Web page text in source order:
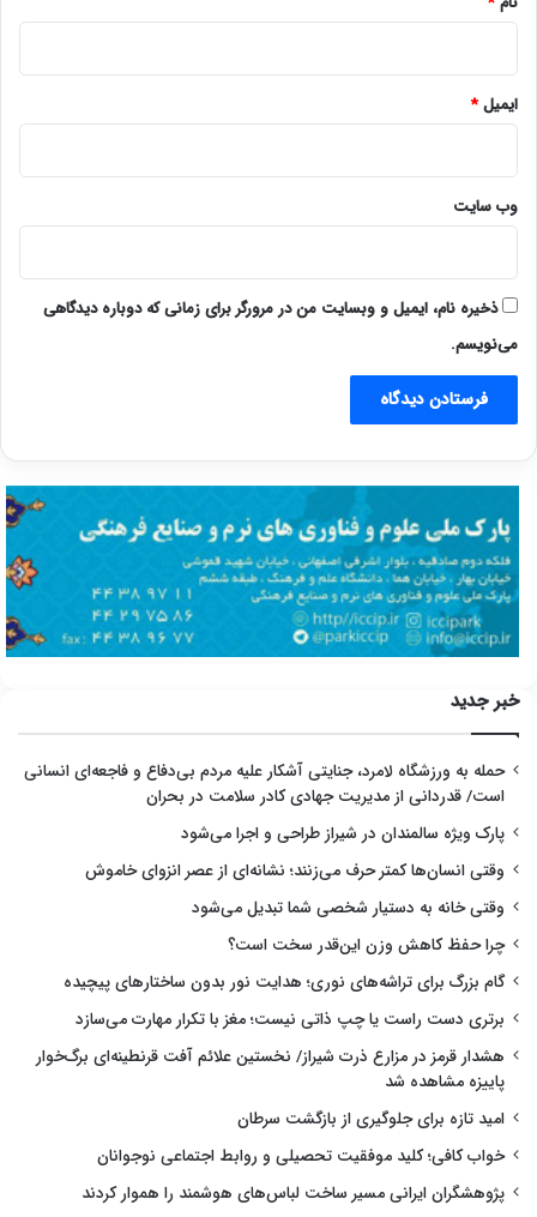
ایمیل*
وب‌ سایت
ذخیره نام، ایمیل و وبسایت من در مرورگر برای زمانی که دوباره دیدگاهی
می‌نویسم.
خبر جدید
حمله به ورزشگاه لامرد، جنایتی آشکار علیه مردم بی‌دفاع و فاجعه‌ای انسانی
است/ قدردانی از مدیریت جهادی کادر سلامت در بحران
پارک ویژه سالمندان در شیراز طراحی و اجرا می‌شود
وقتی انسان‌ها کمتر حرف می‌زنند؛ نشانه‌ای از عصر انزوای خاموش
وقتی خانه به دستیار شخصی شما تبدیل می‌شود
چرا حفظ کاهش وزن این‌قدر سخت است؟
گام بزرگ برای تراشه‌های نوری؛ هدایت نور بدون ساختارهای پیچیده
برتری دست راست یا چپ ذاتی نیست؛ مغز با تکرار مهارت می‌سازد
هشدار قرمز در مزارع ذرت شیراز/ نخستین علائم آفت قرنطینه‌ای برگ‌خوار
پاییزه مشاهده شد
امید تازه برای جلوگیری از بازگشت سرطان
خواب کافی؛ کلید موفقیت تحصیلی و روابط اجتماعی نوجوانان
پژوهشگران ایرانی مسیر ساخت لباس‌های هوشمند را هموار کردند